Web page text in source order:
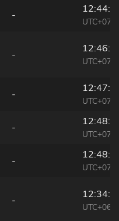
-
-
-
-
-
-